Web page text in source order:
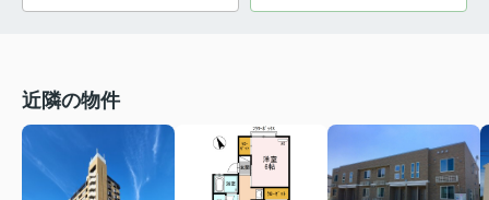
近隣の物件